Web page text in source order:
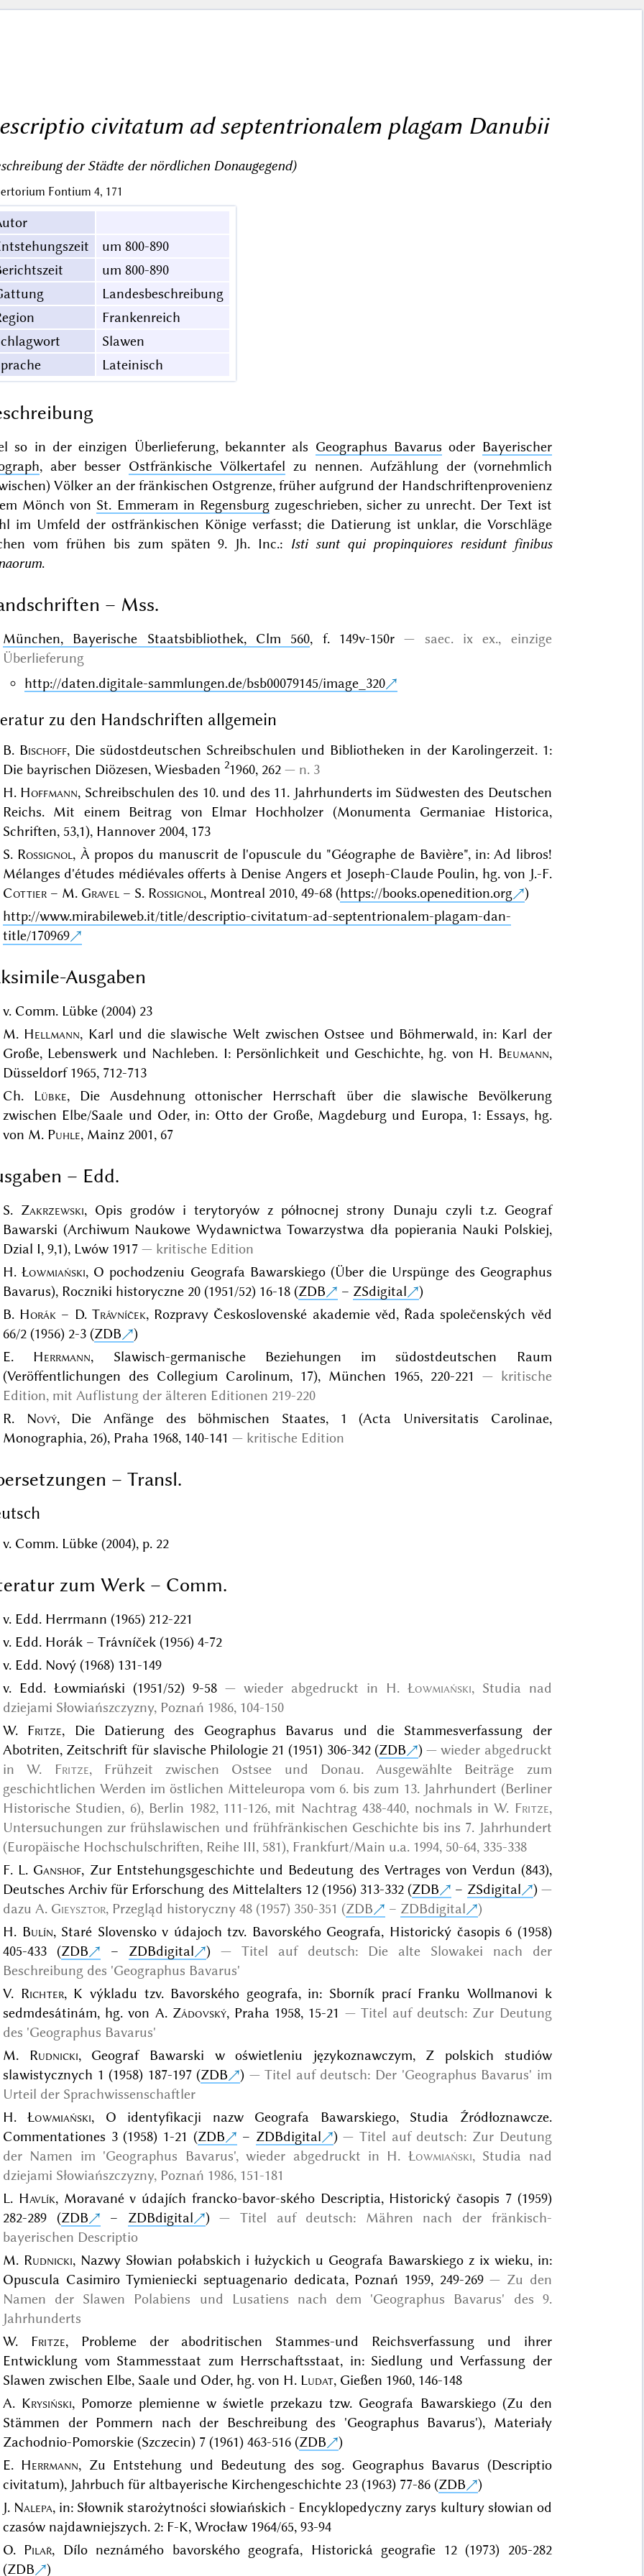
civitatum ad septentrionalem plagam Danubii
der Städte der nördlichen Donaugegend)
Fontium 4, 171
um 800-890
um 800-890
Landesbeschreibung
Frankenreich
Slawen
Lateinisch
so in dereinzigen Überlieferung, bekannter als Geographus Bavarus oder Bayerischer
, aber besser Ostfränkische Völkertafel zu nennen. Aufzählung der (vornehmlich
Völker an der fränkischen Ostgrenze, früher aufgrund der Handschriftenprovenienz
Mönch von St. Emmeram in Regensburg zugeschrieben, sicher zu unrecht. Der Text ist
im Umfeld der ostfränkischen Könige verfasst; die Datierung ist unklar, die Vorschläge
vom frühen bis zum späten 9. Jh. Inc.: Isti sunt qui propinquiores residunt finibus
.
– Mss.
München, Bayerische Staatsbibliothek, Clm 560, f. 149v-150r saec. ix ex., einzige
Überlieferung
http://daten.digitale-sammlungen.de/bsb00079145/image_320
zu den Handschriften allgemein
B. Bischoff, Die südostdeutschen Schreibschulen und Bibliotheken in der Karolingerzeit. 1:
Die bayrischen Diözesen, Wiesbaden 21960, 262
n. 3
H. Hoffmann, Schreibschulen des 10. und des 11. Jahrhunderts im Südwesten des Deutschen
Reichs. Mit einem Beitrag von Elmar Hochholzer (Monumenta Germaniae Historica,
Schriften, 53,1), Hannover 2004, 173
S. Rossignol, À propos du manuscrit de l'opuscule du "Géographe de Bavière", in: Ad libros!
Mélanges d'études médiévales offerts à Denise Angers et Joseph-Claude Poulin, hg. von J.-F.
Cottier– M. Gravel– S. Rossignol, Montreal 2010, 49-68 (https://books.openedition.org
)
http://www.mirabileweb.it/title/descriptio-civitatum-ad-septentrionalem-plagam-dan-
title/170969
Ausgaben
v. Comm. Lübke (2004) 23
M. Hellmann, Karl und die slawische Welt zwischen Ostsee und Böhmerwald, in: Karl der
Große, Lebenswerk und Nachleben. I: Persönlichkeit und Geschichte, hg. von H. Beumann,
Düsseldorf 1965, 712-713
Ch. Lübke, Die Ausdehnung ottonischer Herrschaft über die slawische Bevölkerung
zwischen Elbe/Saale und Oder, in: Otto der Große, Magdeburg und Europa, 1: Essays, hg.
von M. Puhle, Mainz 2001, 67
– Edd.
S. Zakrzewski, Opis grodów i terytoryów z północnej strony Dunaju czyli t.z. Geograf
Bawarski (Archiwum Naukowe Wydawnictwa Towarzystwa dła popierania Nauki Polskiej,
Dzial I, 9,1), Lwów 1917
kritische Edition
H.Łowmiański, O pochodzeniu Geografa Bawarskiego (Über die Urspünge des Geographus
Bavarus), Roczniki historyczne 20 (1951/52) 16-18 (ZDB – ZSdigital
)
B. Horák – D. Trávníček, Rozpravy Československé akademie věd, Řada společenských věd
66/2 (1956) 2-3 (ZDB
)
E. Herrmann, Slawisch-germanische Beziehungen im südostdeutschen Raum
(Veröffentlichungen des Collegium Carolinum, 17), München 1965, 220-221
kritische
Edition, mit Auflistung der älteren Editionen 219-220
R.
Nový, Die Anfänge des böhmischen Staates, 1 (Acta Universitatis Carolinae,
Monographia, 26), Praha 1968, 140-141
kritische Edition
– Transl.
v. Comm. Lübke (2004), p. 22
zum Werk – Comm.
v. Edd. Herrmann (1965) 212-221
v. Edd. Horák – Trávníček (1956) 4-72
v. Edd. Nový (1968) 131-149
v. Edd. Łowmiański (1951/52) 9-58
wieder abgedruckt in H. Łowmiański, Studia nad
dziejami Słowiańszczyzny, Poznań 1986, 104-150
W. Fritze, Die Datierung des Geographus Bavarus und die Stammesverfassung der
Abotriten, Zeitschrift für slavische Philologie 21 (1951) 306-342 (ZDB )
wieder abgedruckt
inW. Fritze, Frühzeit zwischen Ostsee und Donau. Ausgewählte Beiträge zum
geschichtlichen Werden im östlichen Mitteleuropa vom 6. bis zum 13. Jahrhundert (Berliner
Historische Studien, 6), Berlin 1982, 111-126, mit Nachtrag 438-440, nochmals inW. Fritze,
Untersuchungen zur frühslawischen und frühfränkischen Geschichte bis ins 7. Jahrhundert
(Europäische Hochschulschriften, Reihe III, 581), Frankfurt/Main u.a. 1994, 50-64, 335-338
F. L. Ganshof, Zur Entstehungsgeschichte und Bedeutung des Vertrages von Verdun (843),
Deutsches Archiv für Erforschung des Mittelalters 12 (1956) 313-332 (ZDB – ZSdigital
)
dazu A. Gieysztor, Przegląd historyczny 48 (1957) 350-351 (ZDB – ZDBdigital
)
H. Bulín, Staré Slovensko v údajoch tzv. Bavorského Geografa, Historický časopis 6 (1958)
405-433 (ZDB – ZDBdigital )
Titel auf deutsch: Die alte Slowakei nach der
Beschreibung des 'Geographus Bavarus'
V. Richter, K výkladu tzv. Bavorského geografa, in: Sborník prací Franku Wollmanovi k
sedmdesátinám, hg. von A. Zádovský, Praha 1958, 15-21
Titel auf deutsch: Zur Deutung
des 'Geographus Bavarus'
M.
Rudnicki, Geograf Bawarski w oświetleniu językoznawczym, Z polskich studiów
slawistycznych 1 (1958) 187-197 (ZDB )
Titel auf deutsch: Der 'Geographus Bavarus' im
Urteil der Sprachwissenschaftler
H.Łowmiański, O identyfikacji nazw Geografa Bawarskiego, Studia Źródłoznawcze.
Commentationes 3 (1958) 1-21 (ZDB – ZDBdigital )
Titel auf deutsch: Zur Deutung
der Namen im 'Geographus Bavarus', wieder abgedruckt in H. Łowmiański, Studia nad
dziejami Słowiańszczyzny, Poznań 1986, 151-181
L. Havlík, Moravané v údajích francko-bavor-ského Descriptia, Historický časopis 7 (1959)
282-289 (ZDB – ZDBdigital )
Titel auf deutsch: Mähren nach der fränkisch-
bayerischen Descriptio
M. Rudnicki, Nazwy Słowian połabskich i łużyckich u Geografa Bawarskiego z ix wieku, in:
Opuscula Casimiro Tymieniecki septuagenario dedicata, Poznań 1959, 249-269
Zu den
Namen der Slawen Polabiens und Lusatiens nach dem 'Geographus Bavarus' des 9.
Jahrhunderts
W. Fritze, Probleme der abodritischen Stammes-und Reichsverfassung und ihrer
Entwicklung vom Stammesstaat zum Herrschaftsstaat, in: Siedlung und Verfassung der
Slawen zwischen Elbe, Saale und Oder, hg. von H. Ludat, Gießen 1960, 146-148
A. Krysiński, Pomorze plemienne w świetle przekazu tzw. Geografa Bawarskiego (Zu den
Stämmen der Pommern nach der Beschreibung des 'Geographus Bavarus'), Materiały
Zachodnio-Pomorskie (Szczecin) 7 (1961) 463-516 (ZDB
)
E. Herrmann, Zu Entstehung und Bedeutung des sog. Geographus Bavarus (Descriptio
civitatum), Jahrbuch für altbayerische Kirchengeschichte 23 (1963) 77-86 (ZDB
)
J. Nalepa, in: Słownik starożytności słowiańskich - Encyklopedyczny zarys kultury słowian od
czasów najdawniejszych. 2: F-K, Wrocław 1964/65, 93-94
O. Pilař, Dílo neznámého bavorského geografa, Historická geografie 12 (1973) 205-282
(ZDB )